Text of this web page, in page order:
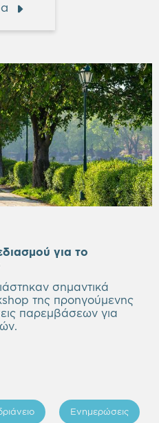
για το
σημαντικά
της προηγούμενης
παρεμβάσεων για
Ενημερώσεις